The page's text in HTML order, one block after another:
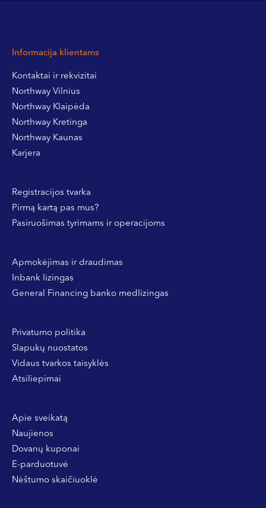
Informacija klientams
Kontaktai ir rekvizitai
Northway Vilnius
Northway Klaipėda
Northway Kretinga
Northway Kaunas
Karjera
Registracijos tvarka
Pirmą kartą pas mus?
Pasiruošimas tyrimams ir operacijoms
Apmokėjimas ir draudimas
Inbank lizingas
General Financing banko medlizingas
Privatumo politika
Slapukų nuostatos
Vidaus tvarkos taisyklės
Atsiliepimai
Apie sveikatą
Naujienos
Dovanų kuponai
E-parduotuvė
Nėštumo skaičiuoklė